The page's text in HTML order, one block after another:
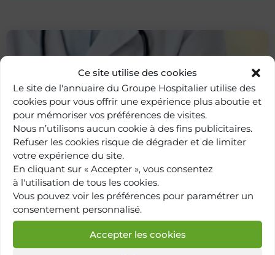
Ce site utilise des cookies
Le site de l'annuaire du Groupe Hospitalier utilise des
cookies pour vous offrir une expérience plus aboutie et
pour mémoriser vos préférences de visites.
Nous n’utilisons aucun cookie à des fins publicitaires.
Refuser les cookies risque de dégrader et de limiter
votre expérience du site.
En cliquant sur « Accepter », vous consentez
à l'utilisation de tous les cookies.
Vous pouvez voir les préférences pour paramétrer un
consentement personnalisé.
Accepter les cookies
Retour à
l'annuaire